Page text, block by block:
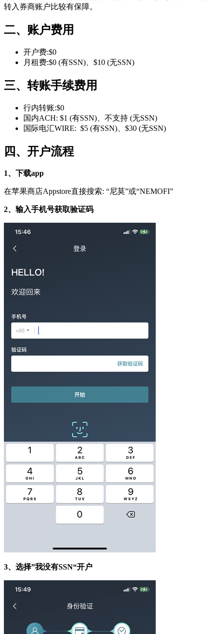
转入券商账户比较有保障。
二、账户费用
开户费:$0
月租费:$0 (有SSN)、$10 (无SSN)
三、转账手续费用
行内转账:$0
国内ACH: $1 (有SSN)、不支持 (无SSN)
国际电汇WIRE: $5 (有SSN)、$30 (无SSN)
四、开户流程
1、下载app
在苹果商店Appstore直接搜索: “尼莫”或“NEMOFI”
2、输入手机号获取验证码
3、选择”我没有SSN“开户